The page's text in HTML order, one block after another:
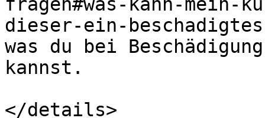
dieser-ein-
was du bei
kannst.
</details>